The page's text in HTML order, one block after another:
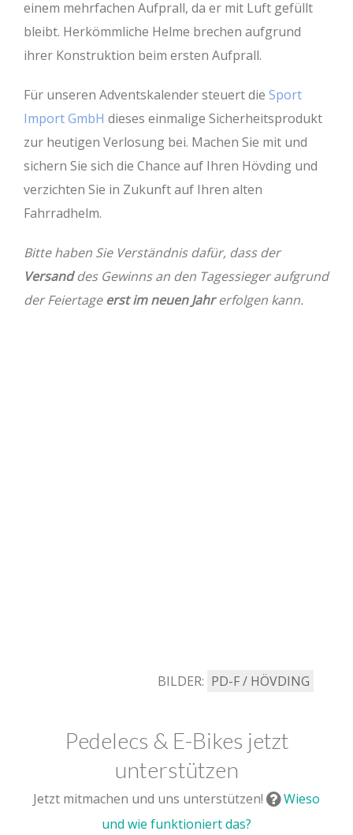
einem mehrfachen Aufprall, da er mit Luft gefüllt
bleibt. Herkömmliche Helme brechen aufgrund
ihrer Konstruktion beim ersten Aufprall.
Für unseren Adventskalender steuert die Sport
Import GmbH dieses einmalige Sicherheitsprodukt
zur heutigen Verlosung bei. Machen Sie mit und
sichern Sie sich die Chance auf Ihren Hövding und
verzichten Sie in Zukunft auf Ihren alten
Fahrradhelm.
Bitte haben Sie Verständnis dafür, dass der
Versanddes Gewinns an den Tagessieger aufgrund
der Feiertageerst im neuen Jahrerfolgen kann.
BILDER: PD-F / HÖVDING
Pedelecs & E-Bikes jetzt
unterstützen
Jetzt mitmachen und uns unterstützen!
Wieso
und wie funktioniert das?